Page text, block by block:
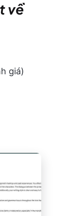
về
giá)